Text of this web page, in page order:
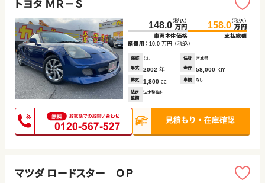
トヨタ ＭＲ－Ｓ
148.0（税込）
万円
車両本体価格
158.0（税込）
万円
支払総額
諸費用： 10.0 万円 （税込）
保証 なし 住所
宮城県
年式
2002 年 走行 58,000 km
排気 1,800 cc 車検 なし
法定
整備
法定整備付
マツダ ロードスター ＯＰ